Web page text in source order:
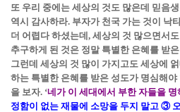
또 우리 중에는 세상의 것도 많은데 믿음
역시 감사하라. 부자가 천국 가는 것이 낙
더 어렵다 하셨는데, 세상의 것 많으면서
추구하게 된 것은 정말 특별한 은혜를 받
그런데 세상의 것 많이 가지고도 세상에
하는 특별한 은혜를 받은 성도가 명심해
을 보자. ‘네가 이 세대에서 부한 자들을 명
정함이 없는 재물에 소망을 두지 말고 ③